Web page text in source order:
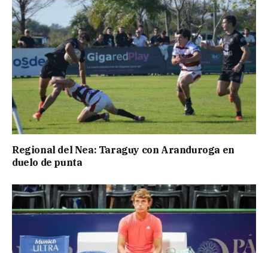
Regional del Nea: Taraguy con Aranduroga en
duelo de punta